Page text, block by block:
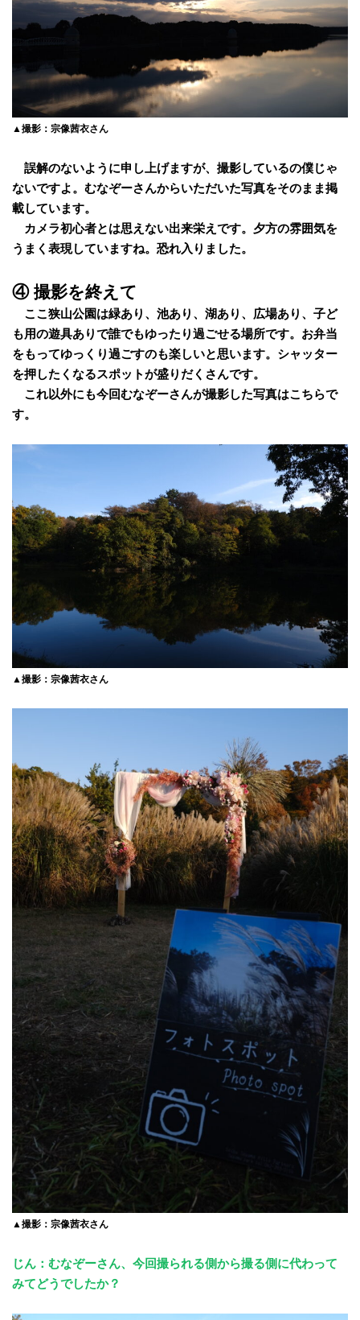
▲撮影：宗像茜衣さん
誤解のないように申し上げますが、撮影しているの僕じゃ
ないですよ。むなぞーさんからいただいた写真をそのまま掲
載しています。
カメラ初心者とは思えない出来栄えです。夕方の雰囲気を
うまく表現していますね。恐れ入りました。
④ 撮影を終えて
ここ狭山公園は緑あり、池あり、湖あり、広場あり、子ど
も用の遊具ありで誰でもゆったり過ごせる場所です。お弁当
をもってゆっくり過ごすのも楽しいと思います。シャッター
を押したくなるスポットが盛りだくさんです。
これ以外にも今回むなぞーさんが撮影した写真はこちらで
す。
▲撮影：宗像茜衣さん
▲撮影：宗像茜衣さん
じん：むなぞーさん、今回撮られる側から撮る側に代わって
みてどうでしたか？